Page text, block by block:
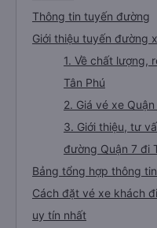
Thông tin tuyến đường
Giới thiệu tuyến đường
1. Về chất lượng,
Tân Phú
2. Giá vé xe
3. Giới thiệu, tư
đường Quận 7 đi
Bảng tổng hợp thông
Cách đặt vé xe khách
uy tín nhất